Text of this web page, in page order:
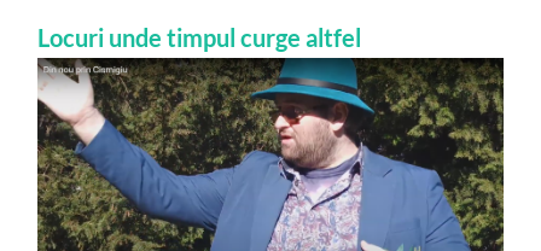
Locuri unde timpul curge altfel